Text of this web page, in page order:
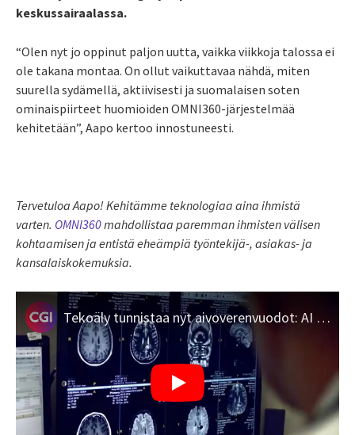
keskussairaalassa.
“Olen nyt jo oppinut paljon uutta, vaikka viikkoja talossa ei
ole takana montaa. On ollut vaikuttavaa nähdä, miten
suurella sydämellä, aktiivisesti ja suomalaisen soten
ominaispiirteet huomioiden OMNI360-järjestelmää
kehitetään”, Aapo kertoo innostuneesti.
Tervetuloa Aapo! Kehitämme teknologiaa aina ihmistä
varten. OMNI360mahdollistaa paremman ihmisten välisen
kohtaamisen ja entistä eheämpiä työntekijä-, asiakas- ja
kansalaiskokemuksia.
Tekoäly tunnistaa nyt aivoverenvuodot: AI Head Analysis uudistaa diagnostiikan ja hoidon